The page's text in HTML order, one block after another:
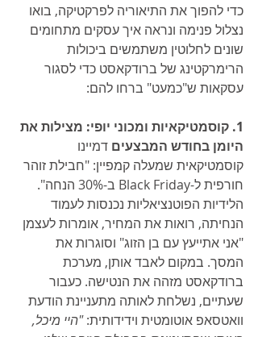
כדי להפוך את התיאוריה לפרקטיקה, בואו
נצלול פנימה ונראה איך עסקים מתחומים
שונים לחלוטין משתמשים ביכולות
הרימרקטינג של ברודקאסט כדי לסגור
עסקאות ש"כמעט" ברחו להם:
1. קוסמטיקאיות ומכוני יופי: מצילות את
היומן בחודש המבצעים דמיינו
קוסמטיקאית שמעלה קמפיין: "חבילת זוהר
חורפית ל-Black Friday ב-30% הנחה".
הלידיות הפוטנציאליות נכנסות לעמוד
הנחיתה, רואות את המחיר, אומרות לעצמן
"אני אתייעץ עם בן הזוג" וסוגרות את
המסך. במקום לאבד אותן, מערכת
ברודקאסט מזהה את הנטישה. כעבור
שעתיים, נשלחת לאותה מתעניינת הודעת
וואטסאפ אוטומטית וידידותית: "היי מיכל,